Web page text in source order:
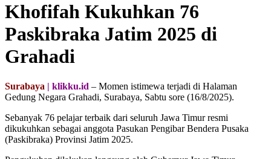
Khofifah Kukuhkan 76
Paskibraka Jatim 2025 di
Grahadi
Surabaya | klikku.id – Momen istimewa terjadi di Halaman
Gedung Negara Grahadi, Surabaya, Sabtu sore (16/8/2025).
Sebanyak 76 pelajar terbaik dari seluruh Jawa Timur resmi
dikukuhkan sebagai anggota Pasukan Pengibar Bendera Pusaka
(Paskibraka) Provinsi Jatim 2025.